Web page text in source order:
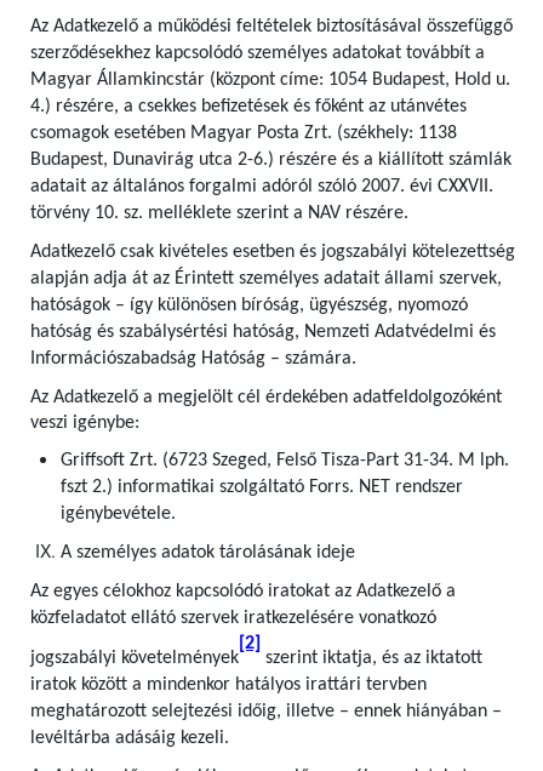
Az Adatkezelő a működési feltételek biztosításával összefüggő
szerződésekhez kapcsolódó személyes adatokat továbbít a
Magyar Államkincstár (központ címe: 1054 Budapest, Hold u.
4.) részére, a csekkes befizetések és főként az utánvétes
csomagok esetében Magyar Posta Zrt. (székhely: 1138
Budapest, Dunavirág utca 2-6.) részére és a kiállított számlák
adatait az általános forgalmi adóról szóló 2007. évi CXXVII.
törvény 10. sz. melléklete szerint a NAV részére.
Adatkezelő csak kivételes esetben és jogszabályi kötelezettség
alapján adja át az Érintett személyes adatait állami szervek,
hatóságok – így különösen bíróság, ügyészség, nyomozó
hatóság és szabálysértési hatóság, Nemzeti Adatvédelmi és
Információszabadság Hatóság – számára.
Az Adatkezelő a megjelölt cél érdekében adatfeldolgozóként
veszi igénybe:
Griffsoft Zrt. (6723 Szeged, Felső Tisza-Part 31-34. M lph.
fszt 2.) informatikai szolgáltató Forrs. NET rendszer
igénybevétele.
A személyes adatok tárolásának ideje
Az egyes célokhoz kapcsolódó iratokat az Adatkezelő a
közfeladatot ellátó szervek iratkezelésére vonatkozó
jogszabályi követelmények
[2]
szerint iktatja, és az iktatott
iratok között a mindenkor hatályos irattári tervben
meghatározott selejtezési időig, illetve – ennek hiányában –
levéltárba adásáig kezeli.